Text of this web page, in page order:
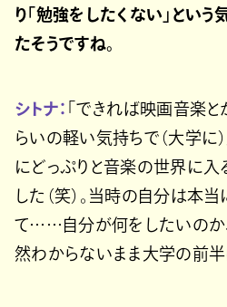
り「勉強をしたくない」とい
たそうですね。
シトナ：
「できれば映画音楽
らいの軽い気持ちで（大学に
にどっぷりと音楽の世界に入
した（笑）。当時の自分は本
て……自分が何をしたいのか
然わからないまま大学の前半